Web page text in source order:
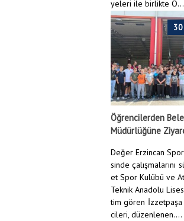
yeleri ile birlikte O...
DEVAMINI OKU
Öğrencilerden
Müdürlüğüne
Değer Erzincan
sinde çalışmalarını
et Spor Kulübü ve
Teknik Anadolu
tim gören
cileri, düzenlenen....